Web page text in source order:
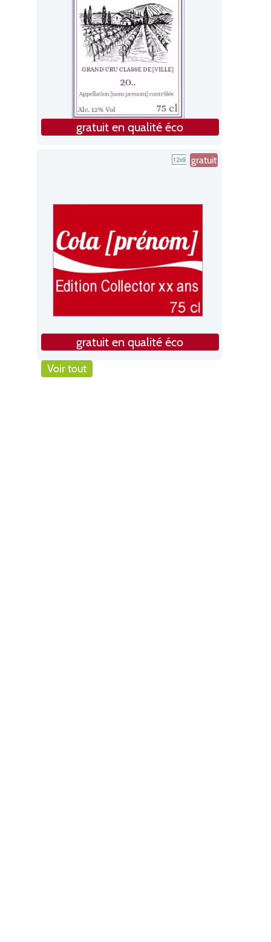
gratuit en qualité éco
gratuit
gratuit en qualité éco
Voir tout